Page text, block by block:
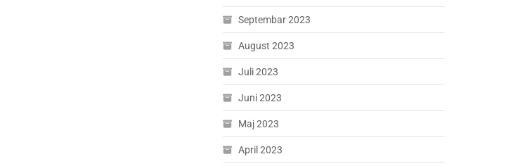
Septembar 2023
August 2023
Juli 2023
Juni 2023
Maj 2023
April 2023